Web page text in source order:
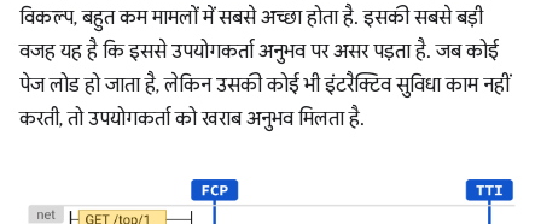
विकल्प, बहुत कम मामलों में सबसे अच्छा होता है. इसकी सबसे बड़ी
वजह यह है कि इससे उपयोगकर्ता अनुभव पर असर पड़ता है. जब कोई
पेज लोड हो जाता है, लेकिन उसकी कोई भी इंटरैक्टिव सुविधा काम नहीं
करती, तो उपयोगकर्ता को खराब अनुभव मिलता है.